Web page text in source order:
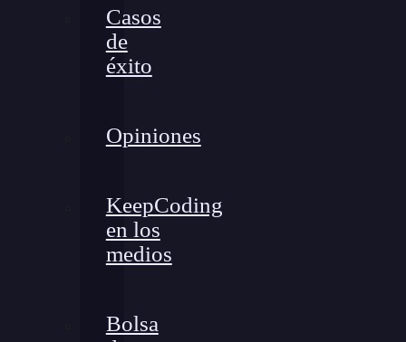
Casos
de
éxito
Opiniones
KeepCoding
en los
medios
Bolsa